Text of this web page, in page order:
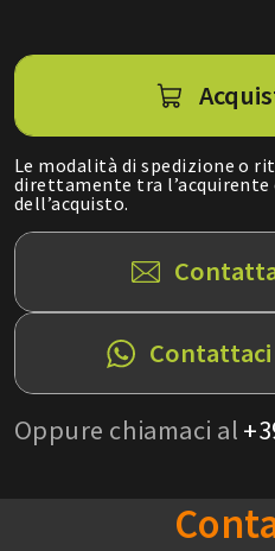
Le modalità di spedizione o
direttamente tra l’acquirente
dell’acquisto.
Contattaci
Oppure chiamaci al